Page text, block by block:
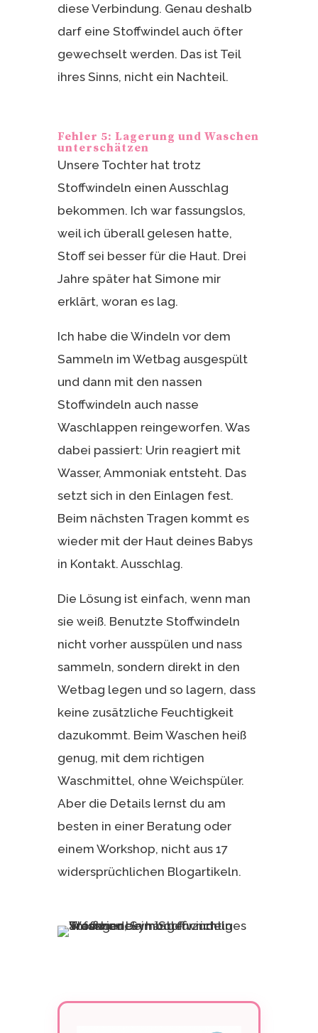
diese Verbindung. Genau deshalb
darf eine Stoffwindel auch öfter
gewechselt werden. Das ist Teil
ihres Sinns, nicht ein Nachteil.
Fehler 5: Lagerung und Waschen
unterschätzen
Unsere Tochter hat trotz
Stoffwindeln einen Ausschlag
bekommen. Ich war fassungslos,
weil ich überall gelesen hatte,
Stoff sei besser für die Haut. Drei
Jahre später hat Simone mir
erklärt, woran es lag.
Ich habe die Windeln vor dem
Sammeln im Wetbag ausgespült
und dann mit den nassen
Stoffwindeln auch nasse
Waschlappen reingeworfen. Was
dabei passiert: Urin reagiert mit
Wasser, Ammoniak entsteht. Das
setzt sich in den Einlagen fest.
Beim nächsten Tragen kommt es
wieder mit der Haut deines Babys
in Kontakt. Ausschlag.
Die Lösung ist einfach, wenn man
sie weiß. Benutzte Stoffwindeln
nicht vorher ausspülen und nass
sammeln, sondern direkt in den
Wetbag legen und so lagern, dass
keine zusätzliche Feuchtigkeit
dazukommt. Beim Waschen heiß
genug, mit dem richtigen
Waschmittel, ohne Weichspüler.
Aber die Details lernst du am
besten in einer Beratung oder
einem Workshop, nicht aus 17
widersprüchlichen Blogartikeln.